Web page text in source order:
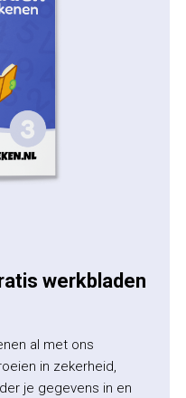
werkbladen
al met ons
in zekerheid,
je gegevens in en